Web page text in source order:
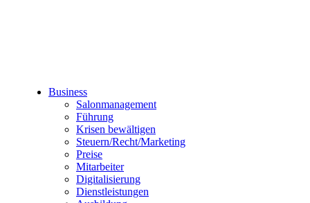
Business
Salonmanagement
Führung
Krisen bewältigen
Steuern/Recht/Marketing
Preise
Mitarbeiter
Digitalisierung
Dienstleistungen